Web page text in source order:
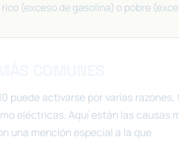
(exceso de gasolina) o pobre
puede activarse por varias
eléctricas. Aquí están las causas
una mención especial a la que